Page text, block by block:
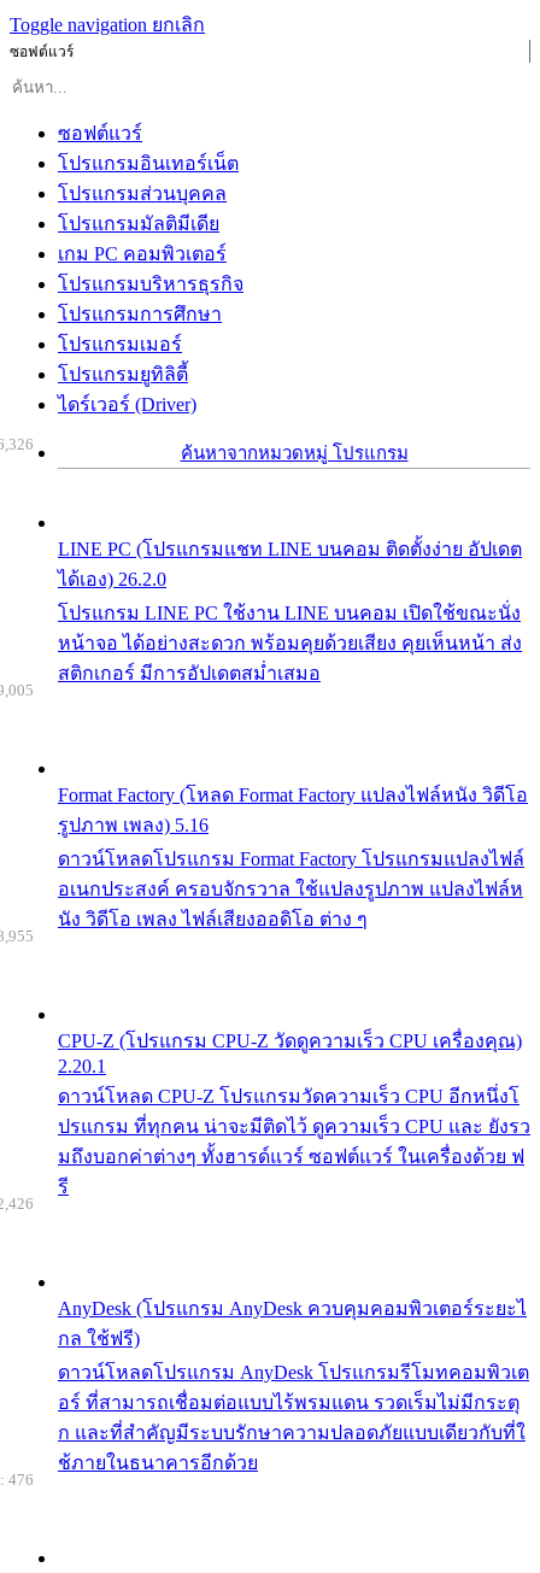
Toggle navigation ยกเลิก
ซอฟต์แวร์
ซอฟต์แวร์
โปรแกรมอินเทอร์เน็ต
โปรแกรมส่วนบุคคล
โปรแกรมมัลติมีเดีย
เกม PC คอมพิวเตอร์
โปรแกรมบริหารธุรกิจ
โปรแกรมการศึกษา
โปรแกรมเมอร์
โปรแกรมยูทิลิตี้
ไดร์เวอร์ (Driver)
ค้นหาจากหมวดหมู่ โปรแกรม
LINE PC (โปรแกรมแชท LINE บนคอม ติดตั้งง่าย อัปเดต
ได้เอง) 26.2.0
โปรแกรม LINE PC ใช้งาน LINE บนคอม เปิดใช้ขณะนั่ง
หน้าจอ ได้อย่างสะดวก พร้อมคุยด้วยเสียง คุยเห็นหน้า ส่ง
สติกเกอร์ มีการอัปเดตสม่ำเสมอ
Format Factory (โหลด Format Factory แปลงไฟล์หนัง วิดีโอ
รูปภาพ เพลง) 5.16
ดาวน์โหลดโปรแกรม Format Factory โปรแกรมแปลงไฟล์
อเนกประสงค์ ครอบจักรวาล ใช้แปลงรูปภาพ แปลงไฟล์ห
นัง วิดีโอ เพลง ไฟล์เสียงออดิโอ ต่าง ๆ
CPU-Z (โปรแกรม CPU-Z วัดดูความเร็ว CPU เครื่องคุณ)
2.20.1
ดาวน์โหลด CPU-Z โปรแกรมวัดความเร็ว CPU อีกหนึ่งโ
ปรแกรม ที่ทุกคน น่าจะมีติดไว้ ดูความเร็ว CPU และ ยังรว
มถึงบอกค่าต่างๆ ทั้งฮารด์แวร์ ซอฟต์แวร์ ในเครื่องด้วย ฟ
รี
AnyDesk (โปรแกรม AnyDesk ควบคุมคอมพิวเตอร์ระยะไ
กล ใช้ฟรี)
ดาวน์โหลดโปรแกรม AnyDesk โปรแกรมรีโมทคอมพิวเต
อร์ ที่สามารถเชื่อมต่อแบบไร้พรมแดน รวดเร็มไม่มีกระตุ
ก และที่สำคัญมีระบบรักษาความปลอดภัยแบบเดียวกับที่ใ
ช้ภายในธนาคารอีกด้วย
476